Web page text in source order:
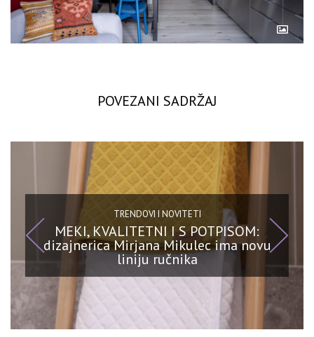
POVEZANI SADRŽAJ
TRENDOVI I NOVITETI
MEKI, KVALITETNI I S POTPISOM:
dizajnerica Mirjana Mikulec ima novu
liniju ručnika